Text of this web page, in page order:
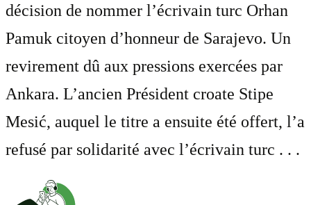
décision de nommer l’écrivain turc Orhan
Pamuk citoyen d’honneur de Sarajevo. Un
revirement dû aux pressions exercées par
Ankara. L’ancien Président croate Stipe
Mesić, auquel le titre a ensuite été offert, l’a
refusé par solidarité avec l’écrivain turc . . .